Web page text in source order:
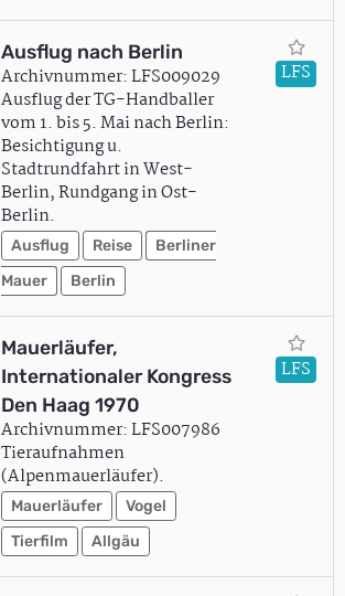
Ausflug nach Berlin
Archivnummer: LFS009029
Ausflug der TG-Handballer
vom 1. bis 5. Mai nach Berlin:
Besichtigung u.
Stadtrundfahrt in West-
Berlin, Rundgang in Ost-
Berlin.
Ausflug Reise
Berliner
Mauer
Berlin
LFS
Mauerläufer,
Internationaler Kongress
Den Haag 1970
Archivnummer: LFS007986
Tieraufnahmen
(Alpenmauerläufer).
Mauerläufer
Vogel
Tierfilm
Allgäu
LFS